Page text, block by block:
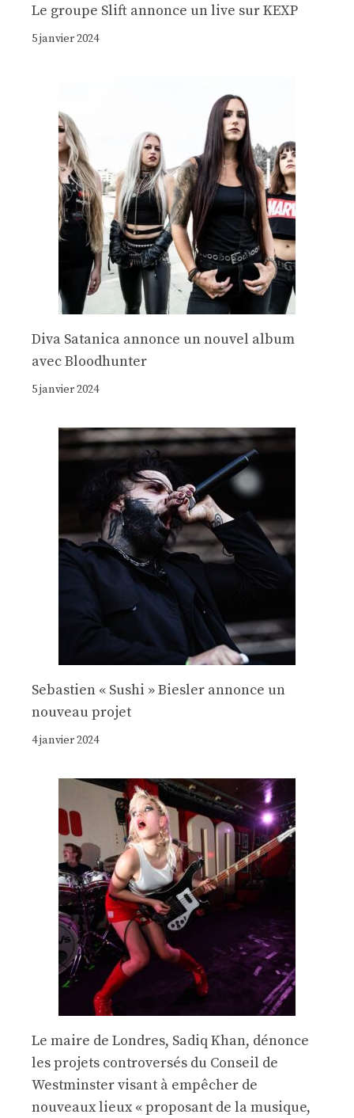
Le groupe Slift annonce un live sur KEXP
5 janvier 2024
Diva Satanica annonce un nouvel album
avec Bloodhunter
5 janvier 2024
Sebastien « Sushi » Biesler annonce un
nouveau projet
4 janvier 2024
Le maire de Londres, Sadiq Khan, dénonce
les projets controversés du Conseil de
Westminster visant à empêcher de
nouveaux lieux « proposant de la musique,